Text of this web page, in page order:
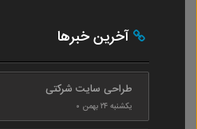
آخرین خبرها
طراحی سایت شرکتی
یکشنبه ۲۴ بهمن ۰